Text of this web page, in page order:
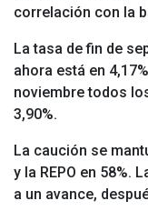
correlación con la
La tasa de fin de
ahora está en
noviembre todos
3,90%.
La caución se
y la REPO en 58%.
a un avance,